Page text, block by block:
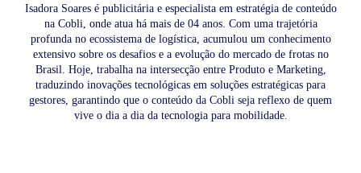
Isadora Soares é publicitária e especialista em estratégia de conteúdo
na Cobli, onde atua há mais de 04 anos. Com uma trajetória
profunda no ecossistema de logística, acumulou um conhecimento
extensivo sobre os desafios e a evolução do mercado de frotas no
Brasil. Hoje, trabalha na intersecção entre Produto e Marketing,
traduzindo inovações tecnológicas em soluções estratégicas para
gestores, garantindo que o conteúdo da Cobli seja reflexo de quem
vive o dia a dia da tecnologia para mobilidade.